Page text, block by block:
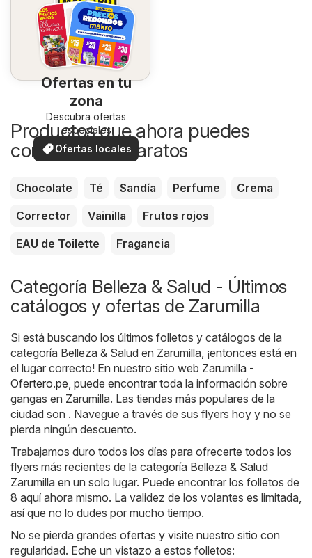
Ofertas en tu
zona
Descubra ofertas
especiales
Ofertas locales
Productos que ahora puedes
comprar más baratos
Chocolate Té Sandía Perfume
Crema
Corrector
Vainilla
Frutos rojos
EAU de Toilette
Fragancia
Categoría Belleza & Salud - Últimos
catálogos y ofertas de Zarumilla
Si está buscando los últimos folletos y catálogos de la
categoría Belleza & Salud en Zarumilla, ¡entonces está en
el lugar correcto! En nuestro sitio web Zarumilla -
Ofertero.pe , puede encontrar toda la información sobre
gangas en Zarumilla. Las tiendas más populares de la
ciudad son . Navegue a través de sus flyers hoy y no se
pierda ningún descuento.
Trabajamos duro todos los días para ofrecerte todos los
flyers más recientes de la categoría Belleza & Salud
Zarumilla en un solo lugar. Puede encontrar los folletos de
8 aquí ahora mismo. La validez de los volantes es limitada,
así que no lo dudes por mucho tiempo.
No se pierda grandes ofertas y visite nuestro sitio con
regularidad. Eche un vistazo a estos folletos: